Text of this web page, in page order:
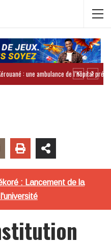
: Lancement de la